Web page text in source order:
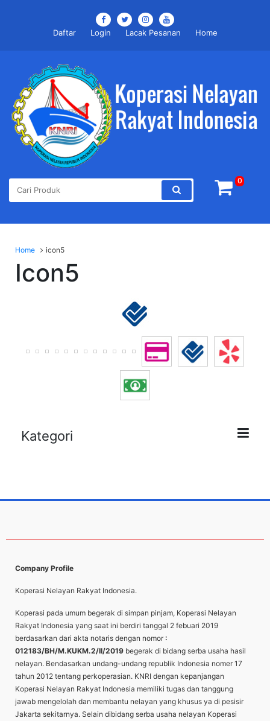
Daftar Login Lacak Pesanan Home
0
Home icon5
Icon5
Kategori
Company Profile
Koperasi Nelayan Rakyat Indonesia.
Koperasi pada umum begerak di simpan pinjam, Koperasi Nelayan
Rakyat Indonesia yang saat ini berdiri tanggal 2 febuari 2019
berdasarkan dari akta notaris dengan nomor:
012183/BH/M.KUKM.2/II/2019 begerak di bidang serba usaha hasil
nelayan. Bendasarkan undang-undang republik Indonesia nomer 17
tahun 2012 tentang perkoperasian. KNRI dengan kepanjangan
Koperasi Nelayan Rakyat Indonesia memiliki tugas dan tanggung
jawab mengelolah dan membantu nelayan yang khusus ya di pesisir
Jakarta sekitarnya. Selain dibidang serba usaha nelayan Koperasi